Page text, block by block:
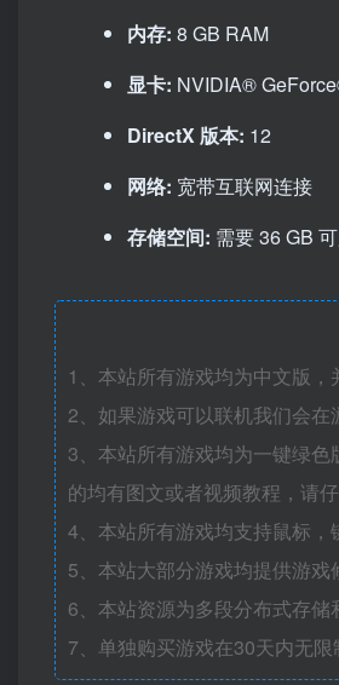
内存: 8 GB RAM
显卡: NVIDIA®
DirectX 版本: 12
网络: 宽带互联网连接
存储空间: 需要 36 GB
1、本站所有游戏均为中文版
2、如果游戏可以联机我们会在
3、本站所有游戏均为一键绿
的均有图文或者视频教程，请仔
4、本站所有游戏均支持鼠标，
5、本站大部分游戏均提供游戏
6、本站资源为多段分布式存储
7、单独购买游戏在30天内无